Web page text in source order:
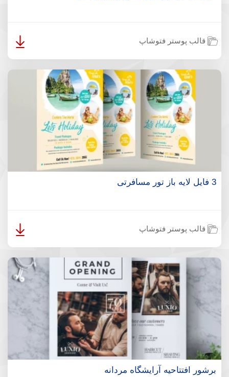
قالب پوستر فتوشاپ
3 فایل لایه باز تور مسافرتی
قالب پوستر فتوشاپ
برشور افتتاحیه آرایشگاه مردانه